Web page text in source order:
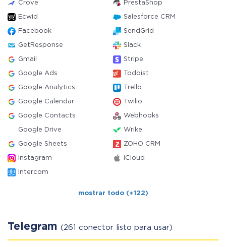
Crove PrestaShop
Ecwid Salesforce CRM
Facebook SendGrid
GetResponse Slack
Gmail Stripe
Google Ads Todoist
Google Analytics Trello
Google Calendar Twilio
Google Contacts Webhooks
Google Drive Wrike
Google Sheets ZOHO CRM
Instagram iCloud
Intercom
mostrar todo (+122)
Telegram (261 conector listo para usar)